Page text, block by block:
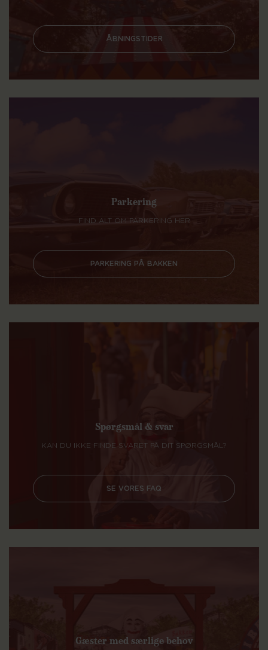
ÅBNINGSTIDER
Parkering
FIND ALT OM PARKERING HER
PARKERING PÅ BAKKEN
Spørgsmål & svar
KAN DU IKKE FINDE SVARET PÅ DIT SPØRGSMÅL?
SE VORES FAQ
Gæster med særlige behov